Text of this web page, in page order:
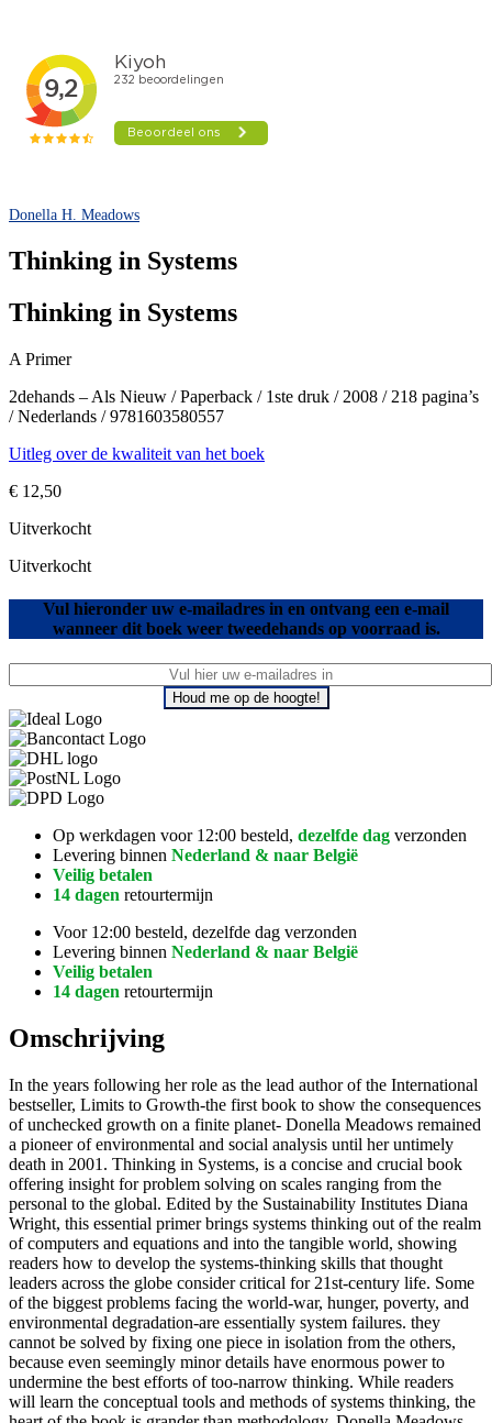
Donella H. Meadows
Thinking in Systems
Thinking in Systems
A Primer
2dehands – Als Nieuw / Paperback / 1ste druk / 2008 / 218 pagina’s
/ Nederlands / 9781603580557
Uitleg over de kwaliteit van het boek
€ 12,50
Uitverkocht
Uitverkocht
Vul hieronder uw e-mailadres in en ontvang een e-mail
wanneer dit boek weer tweedehands op voorraad is.
Houd me op de hoogte!
Op werkdagen voor 12:00 besteld, dezelfde dag verzonden
Levering binnen Nederland & naar België
Veilig betalen
14 dagen retourtermijn
Voor 12:00 besteld, dezelfde dag verzonden
Levering binnen Nederland & naar België
Veilig betalen
14 dagen retourtermijn
Omschrijving
In the years following her role as the lead author of the International
bestseller, Limits to Growth-the first book to show the consequences
of unchecked growth on a finite planet- Donella Meadows remained
a pioneer of environmental and social analysis until her untimely
death in 2001. Thinking in Systems, is a concise and crucial book
offering insight for problem solving on scales ranging from the
personal to the global. Edited by the Sustainability Institutes Diana
Wright, this essential primer brings systems thinking out of the realm
of computers and equations and into the tangible world, showing
readers how to develop the systems-thinking skills that thought
leaders across the globe consider critical for 21st-century life. Some
of the biggest problems facing the world-war, hunger, poverty, and
environmental degradation-are essentially system failures. they
cannot be solved by fixing one piece in isolation from the others,
because even seemingly minor details have enormous power to
undermine the best efforts of too-narrow thinking. While readers
will learn the conceptual tools and methods of systems thinking, the